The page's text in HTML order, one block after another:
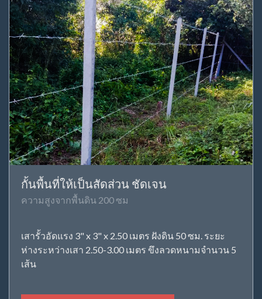
กั้นพื้นที่ให้เป็นสัดส่วน ชัดเจน
ความสูงจากพื้นดิน 200 ซม
เสารั้วอัดแรง 3" x 3" x 2.50 เมตร ฝังดิน 50 ซม. ระยะ
ห่างระหว่างเสา 2.50-3.00 เมตร ขึงลวดหนามจำนวน 5
เส้น